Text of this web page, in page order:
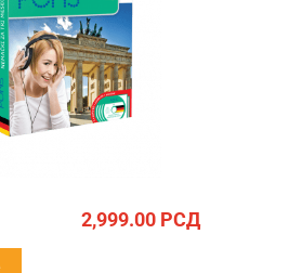
2,999.00РСД